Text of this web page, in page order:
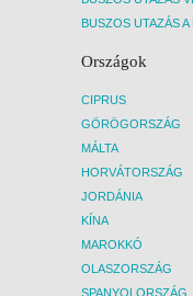
Országok
CIPRUS
GÖRÖGORSZÁG
MÁLTA
HORVÁTORSZÁG
JORDÁNIA
KÍNA
MAROKKÓ
OLASZORSZÁG
SPANYOLORSZÁG